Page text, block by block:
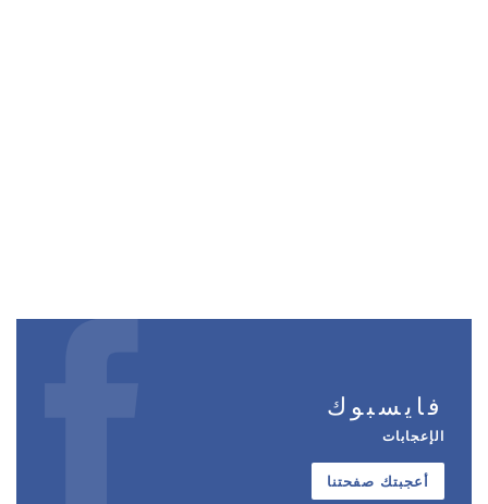
فايسبوك
الإعجابات
أعجبتك صفحتنا